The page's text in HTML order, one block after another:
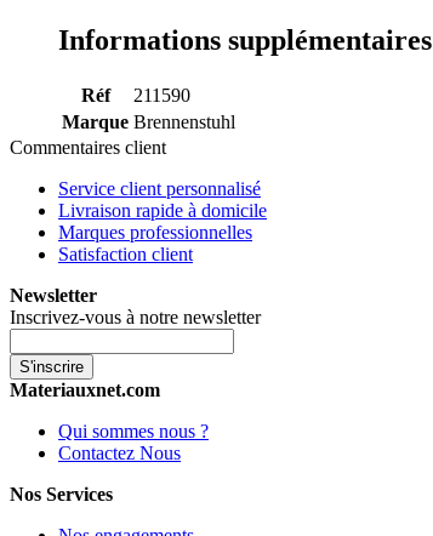
Informations supplémentaires
Réf
211590
Marque Brennenstuhl
Commentaires client
Service client personnalisé
Livraison rapide à domicile
Marques professionnelles
Satisfaction client
Newsletter
Inscrivez-vous à notre newsletter
S'inscrire
Materiauxnet.com
Qui sommes nous ?
Contactez Nous
Nos Services